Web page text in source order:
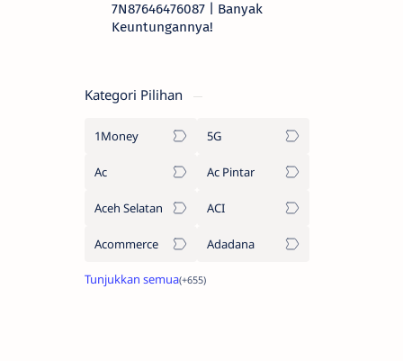
7N87646476087 | Banyak
Keuntungannya!
Kategori Pilihan
1Money 5G
Ac Ac Pintar
Aceh Selatan ACI
Acommerce Adadana